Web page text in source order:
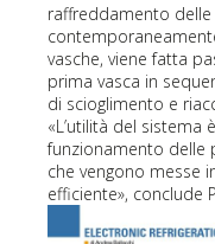
raffreddamento
vasche, viene fatta
prima vasca in
di scioglimento e
«L’utilità del
funzionamento delle
che vengono messe
efficiente», conclude